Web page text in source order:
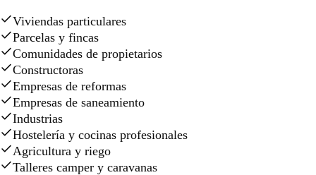
Viviendas particulares
Parcelas y fincas
Comunidades de propietarios
Constructoras
Empresas de reformas
Empresas de saneamiento
Industrias
Hostelería y cocinas profesionales
Agricultura y riego
Talleres camper y caravanas